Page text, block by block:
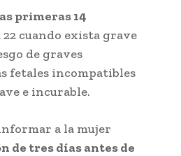
primeras 14
cuando exista grave
de graves
fetales incompatibles
e incurable.
a la mujer
de tres días antes de